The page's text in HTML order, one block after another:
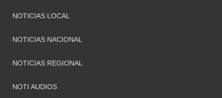
NOTICIAS LOCAL
NOTICIAS NACIONAL
NOTICIAS REGIONAL
NOTI AUDIOS